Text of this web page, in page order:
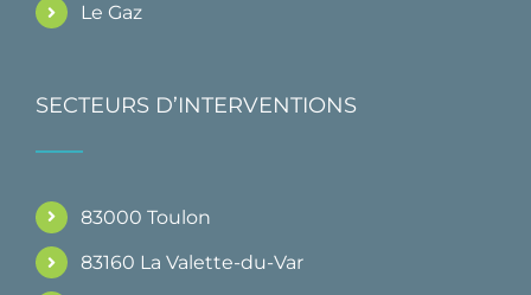
Le Gaz
SECTEURS D’INTERVENTIONS
83000 Toulon
83160 La Valette-du-Var